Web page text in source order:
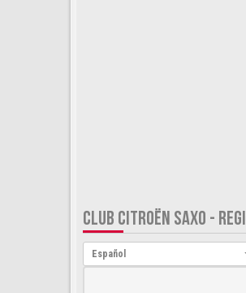
CLUB CITROËN SAXO -
Idioma:
Español